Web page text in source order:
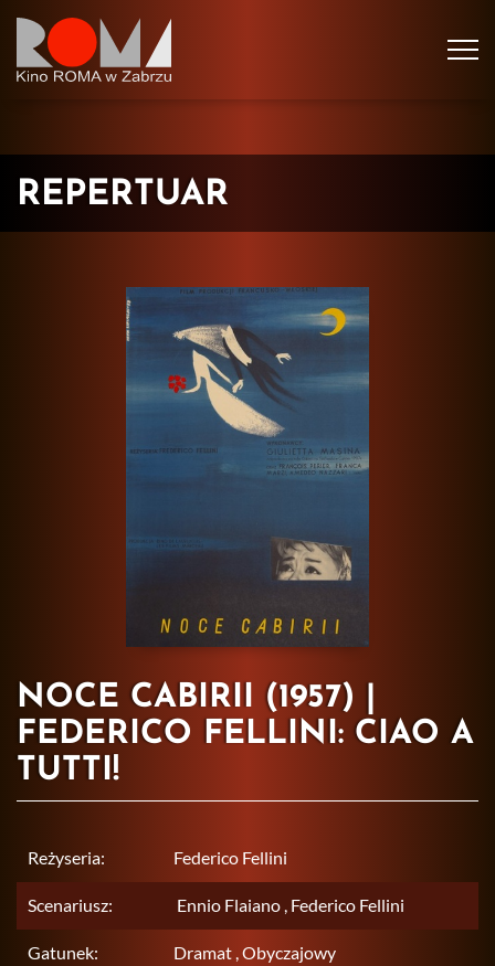
REPERTUAR
NOCE CABIRII (1957) |
FEDERICO FELLINI: CIAO A
TUTTI!
Reżyseria: Federico Fellini
Scenariusz: Ennio Flaiano , Federico Fellini
Gatunek: Dramat , Obyczajowy